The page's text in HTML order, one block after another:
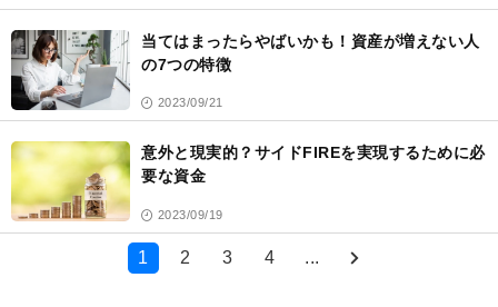
当てはまったらやばいかも！資産が増えない人
の7つの特徴
2023/09/21
意外と現実的？サイドFIREを実現するために必
要な資金
2023/09/19
1 2 3 4 ...